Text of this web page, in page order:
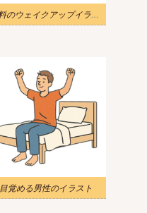
無料のウェイクアップイラスト 2
目覚める男性のイラスト